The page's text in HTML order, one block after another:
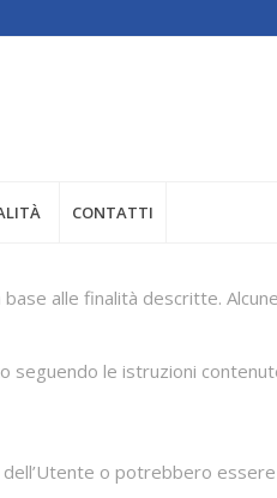
CONTATTI
alle finalità descritte. Alcune
seguendo le istruzioni
o potrebbero essere